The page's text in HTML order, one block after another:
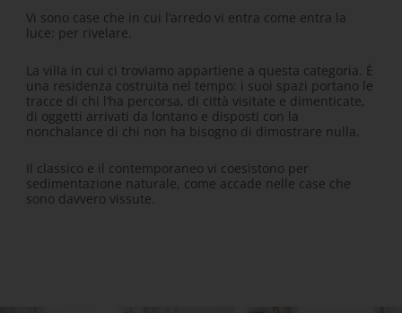
Vi sono case che in cui l’arredo vi entra come entra la
luce: per rivelare.
La villa in cui ci troviamo appartiene a questa categoria. È
una residenza costruita nel tempo: i suoi spazi portano le
tracce di chi l’ha percorsa, di città visitate e dimenticate,
di oggetti arrivati da lontano e disposti con la
nonchalance di chi non ha bisogno di dimostrare nulla.
Il classico e il contemporaneo vi coesistono per
sedimentazione naturale, come accade nelle case che
sono davvero vissute.